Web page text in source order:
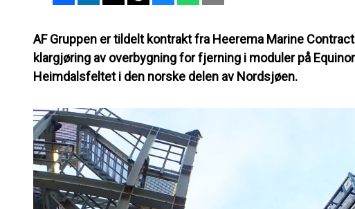
AF Gruppen er tildelt kontrakt fra Heerema Marine
klargjøring av overbygning for fjerning i moduler på
Heimdalsfeltet i den norske delen av Nordsjøen.